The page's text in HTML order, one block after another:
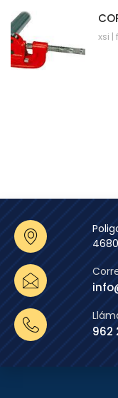
xsi
962